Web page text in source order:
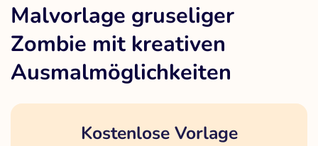
Malvorlage gruseliger
Zombie mit kreativen
Ausmalmöglichkeiten
Kostenlose Vorlage